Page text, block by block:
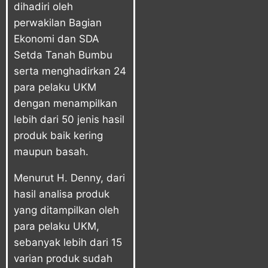
dihadiri oleh
perwakilan Bagian
Ekonomi dan SDA
Setda Tanah Bumbu
serta menghadirkan 24
para pelaku UKM
dengan menampilkan
lebih dari 50 jenis hasil
produk baik kering
maupun basah.
Menurut H. Denny, dari
hasil analisa produk
yang ditampilkan oleh
para pelaku UKM,
sebanyak lebih dari 15
varian produk sudah